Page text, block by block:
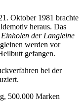
Oktober 1981 brachte
heraus. Das
Einholen der Langleine
werden vor
gefangen.
bei der
500.000 Marken